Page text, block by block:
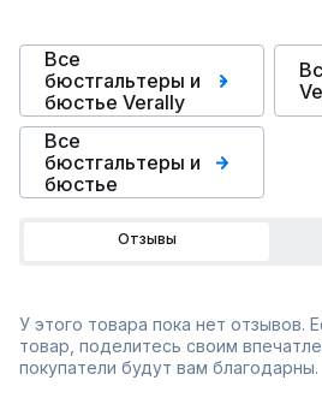
Все
бюстгальтеры и
бюстье Verally
Все
бюстгальтеры и
бюстье
Отзывы
У этого товара пока нет отзывов.
товар, поделитесь своим
покупатели будут вам благодарны.